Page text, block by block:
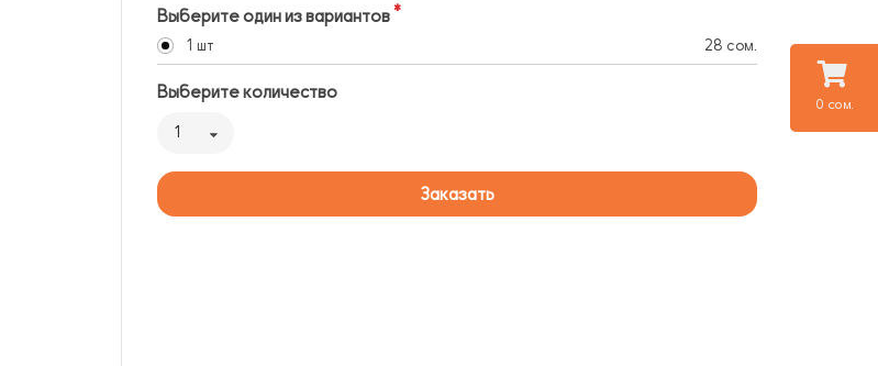
0 сом.
Выберите один из вариантов
1 шт 28 сом.
Выберите количество
1
Заказать